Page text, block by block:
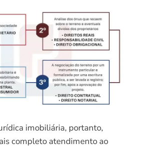
imobiliária, portanto,
completo atendimento ao